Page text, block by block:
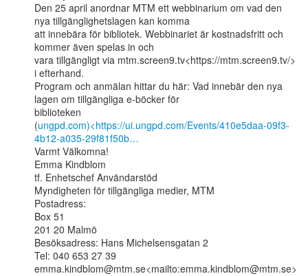
Den 25 april anordnar MTM ett webbinarium om vad den
nya tillgänglighetslagen kan komma
att innebära för bibliotek. Webbinariet är kostnadsfritt och
kommer även spelas in och
vara tillgängligt via mtm.screen9.tv<https://mtm.screen9.tv/>
i efterhand.
Program och anmälan hittar du här: Vad innebär den nya
lagen om tillgängliga e-böcker för
biblioteken
(ungpd.com)<https://ui.ungpd.com/Events/410e5daa-09f3-
4b12-a035-29f81f50b…
Varmt Välkomna!
Emma Kindblom
tf. Enhetschef Användarstöd
Myndigheten för tillgängliga medier, MTM
Postadress:
Box 51
201 20 Malmö
Besöksadress: Hans Michelsensgatan 2
Tel: 040 653 27 39
emma.kindblom@mtm.se<mailto:emma.kindblom@mtm.se>